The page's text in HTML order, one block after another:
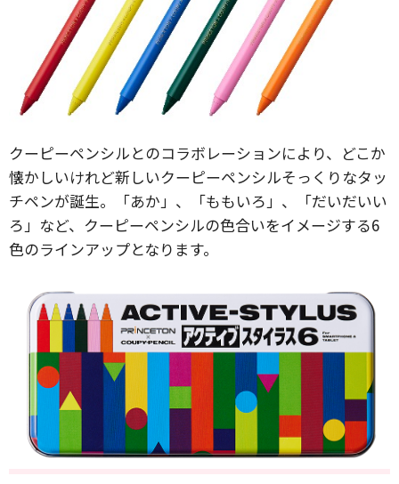
クーピーペンシルとのコラボレーションにより、どこか
懐かしいけれど新しいクーピーペンシルそっくりなタッ
チペンが誕生。「あか」、「ももいろ」、「だいだいい
ろ」など、クーピーペンシルの色合いをイメージする6
色のラインアップとなります。